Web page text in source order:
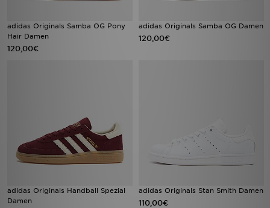
adidas Originals Samba OG Pony
Hair Damen
120,00€
adidas Originals Samba OG Damen
120,00€
adidas Originals Handball Spezial
Damen
adidas Originals Stan Smith Damen
110,00€